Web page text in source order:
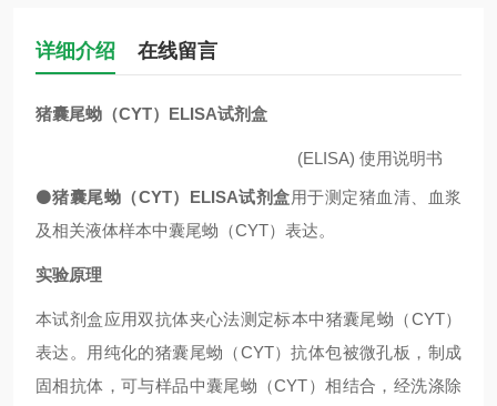
详细介绍 在线留言
猪囊尾蚴（CYT）ELISA试剂盒
(ELISA) 使用说明书
⚫猪囊尾蚴（CYT）ELISA试剂盒用于测定猪血清、血浆
及相关液体样本中囊尾蚴（CYT）表达。
实验原理
本试剂盒应用双抗体夹心法测定标本中猪囊尾蚴（CYT）
表达。用纯化的猪囊尾蚴（CYT）抗体包被微孔板，制成
固相抗体，可与样品中囊尾蚴（CYT）相结合，经洗涤除